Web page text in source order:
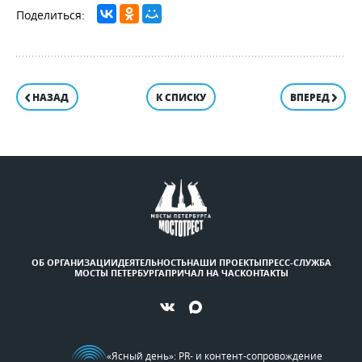
НАЗАД К СПИСКУ ВПЕРЕД
ОБ ОРГАНИЗАЦИИДЕЯТЕЛЬНОСТЬНАШИ ПРОЕКТЫПРЕСС-СЛУЖБА
МОСТЫ ПЕТЕРБУРГАПРИЧАЛ НА ЧАСКОНТАКТЫ
«Ясный день»: PR- и контент-сопровождение